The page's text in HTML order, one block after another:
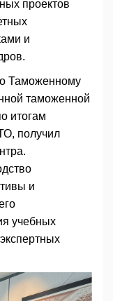
проектов
и
Таможенному
таможенной
итогам
получил
и
учебных